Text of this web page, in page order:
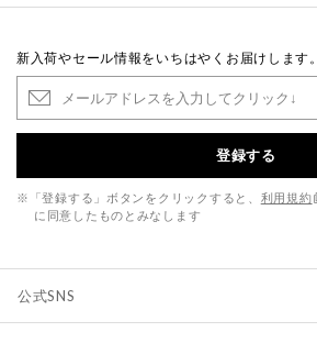
新入荷やセール情報をいちはやくお届けします。
登録する
※「登録する」ボタンをクリックすると、 利用規約
に同意したものとみなします
公式SNS